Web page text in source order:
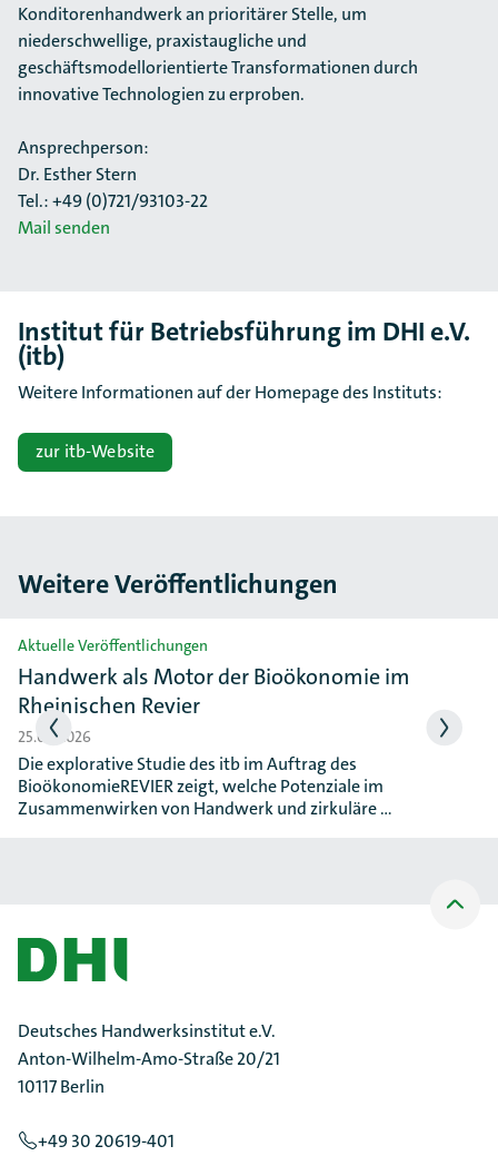
Konditorenhandwerk an prioritärer Stelle, um
niederschwellige, praxistaugliche und
geschäftsmodellorientierte Transformationen durch
innovative Technologien zu erproben.
Ansprechperson:
Dr. Esther Stern
Tel.: +49 (0)721/93103-22
Mail senden
Institut für Betriebsführung im DHI e.V.
(itb)
Weitere Informationen auf der Homepage des Instituts:
zur itb-Website
Weitere Veröffentlichungen
Slider überspringen
Aktuelle Veröffentlichungen
Handwerk als Motor der Bioökonomie im
Rheinischen Revier
25.06.2026
Die explorative Studie des itb im Auftrag des
BioökonomieREVIER zeigt, welche Potenziale im
Zusammenwirken von Handwerk und zirkuläre …
oben
Deutsches Handwerksinstitut e.V.
Anton-Wilhelm-Amo-Straße 20/21
10117 Berlin
+49 30 20619-401